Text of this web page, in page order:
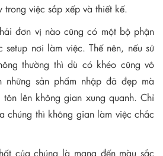
trong việc sắp xếp và thiết kế.
đơn vị nào cũng có một bộ phận
setup nơi làm việc. Thế nên, nếu sử
thường thì dù có khéo cũng vô
những sản phẩm nhập đã đẹp mà
lên không gian xung quanh. Chỉ
chúng thì không gian làm việc chắc
của chúng là mang đến màu sắc